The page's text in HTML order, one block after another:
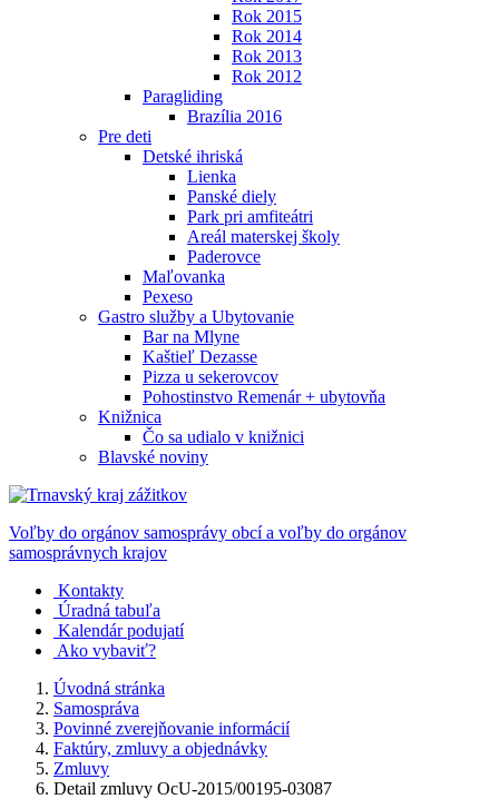
Rok 2015
Rok 2014
Rok 2013
Rok 2012
Paragliding
Brazília 2016
Pre deti
Detské ihriská
Lienka
Panské diely
Park pri amfiteátri
Areál materskej školy
Paderovce
Maľovanka
Pexeso
Gastro služby a Ubytovanie
Bar na Mlyne
Kaštieľ Dezasse
Pizza u sekerovcov
Pohostinstvo Remenár + ubytovňa
Knižnica
Čo sa udialo v knižnici
Blavské noviny
Voľby do orgánov samosprávy obcí a voľby do orgánov
samosprávnych krajov
Kontakty
Úradná tabuľa
Kalendár podujatí
Ako vybaviť?
Úvodná stránka
Samospráva
Povinné zverejňovanie informácií
Faktúry, zmluvy a objednávky
Zmluvy
Detail zmluvy OcU-2015/00195-03087